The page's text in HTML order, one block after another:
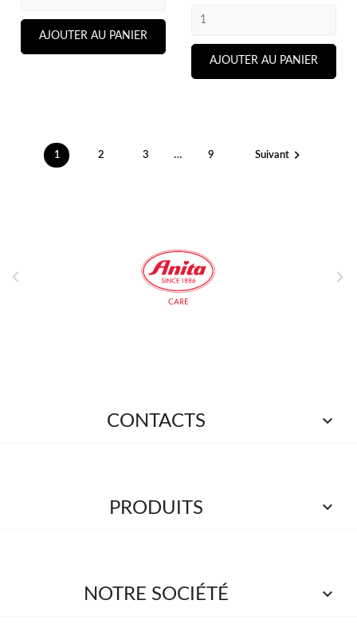
AJOUTER AU PANIER
AJOUTER AU PANIER
1 2 3 … 9 Suivant
 
CONTACTS 
PRODUITS 
NOTRE SOCIÉTÉ 